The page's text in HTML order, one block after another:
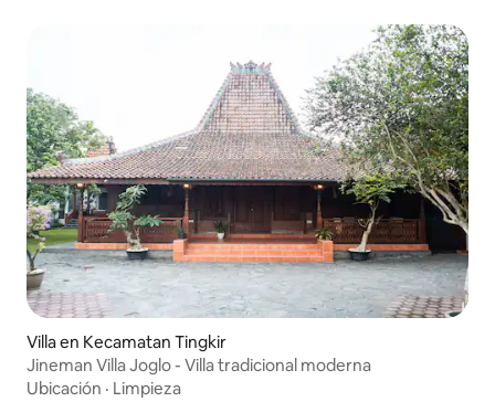
Villa en Kecamatan Tingkir
Jineman Villa Joglo - Villa tradicional moderna
Ubicación · Limpieza